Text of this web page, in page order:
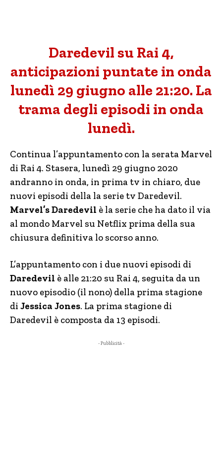
Daredevil su Rai 4,
anticipazioni puntate in onda
lunedì 29 giugno alle 21:20. La
trama degli episodi in onda
lunedì.
Continua l’appuntamento con la serata Marvel
di Rai 4. Stasera, lunedì 29 giugno 2020
andranno in onda, in prima tv in chiaro, due
nuovi episodi della la serie tv Daredevil.
Marvel’s Daredevil è la serie che ha dato il via
al mondo Marvel su Netflix prima della sua
chiusura definitiva lo scorso anno.
L’appuntamento con i due nuovi episodi di
Daredevil è alle 21:20 su Rai 4, seguita da un
nuovo episodio (il nono) della prima stagione
di Jessica Jones. La prima stagione di
Daredevil è composta da 13 episodi.
- Pubblicità -